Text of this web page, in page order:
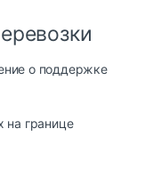
о поддержке
на границе